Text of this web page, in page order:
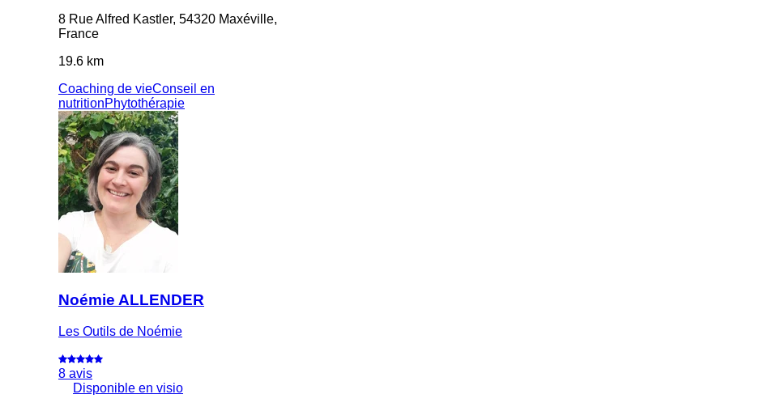
8 Rue Alfred Kastler, 54320 Maxéville,
France
19.6 km
Coaching de vieConseil en
nutritionPhytothérapie
Noémie ALLENDER
Les Outils de Noémie
8 avis
Disponible en visio